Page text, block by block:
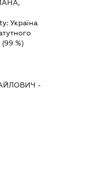
Україна
(99 %)
-